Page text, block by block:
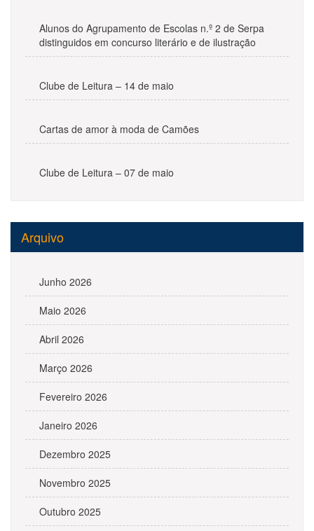
Alunos do Agrupamento de Escolas n.º 2 de Serpa
distinguidos em concurso literário e de ilustração
Clube de Leitura – 14 de maio
Cartas de amor à moda de Camões
Clube de Leitura – 07 de maio
Arquivo
Junho 2026
Maio 2026
Abril 2026
Março 2026
Fevereiro 2026
Janeiro 2026
Dezembro 2025
Novembro 2025
Outubro 2025